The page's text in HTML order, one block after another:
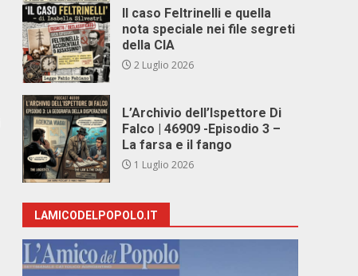
Il caso Feltrinelli e quella
nota speciale nei file segreti
della CIA
2 Luglio 2026
L’Archivio dell’Ispettore Di
Falco | 46909 -Episodio 3 –
La farsa e il fango
1 Luglio 2026
LAMICODELPOPOLO.IT